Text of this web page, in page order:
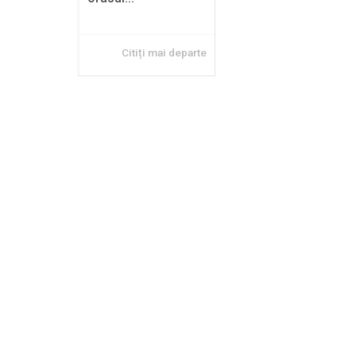
Citiți mai departe